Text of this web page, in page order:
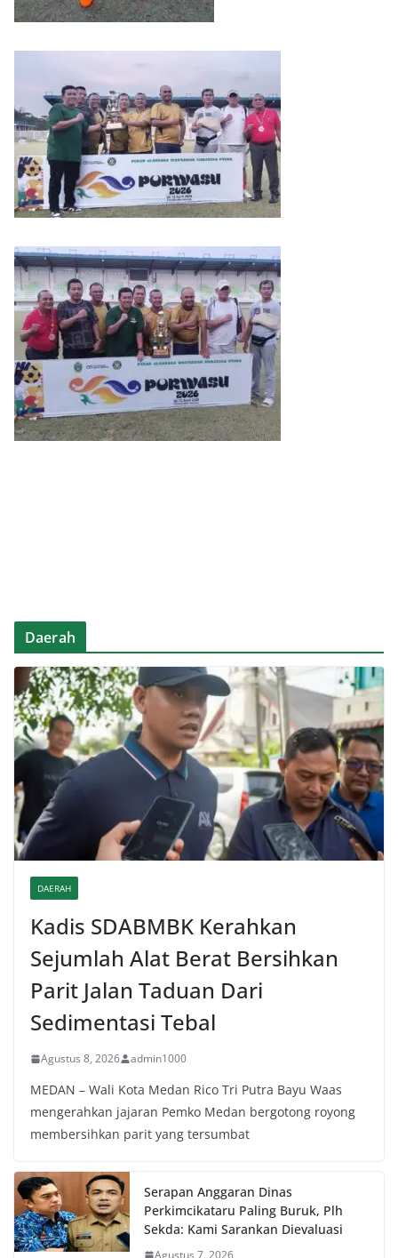
Daerah
DAERAH
Kadis SDABMBK Kerahkan
Sejumlah Alat Berat Bersihkan
Parit Jalan Taduan Dari
Sedimentasi Tebal
Agustus 8, 2026 admin1000
MEDAN – Wali Kota Medan Rico Tri Putra Bayu Waas
mengerahkan jajaran Pemko Medan bergotong royong
membersihkan parit yang tersumbat
Serapan Anggaran Dinas
Perkimcikataru Paling Buruk, Plh
Sekda: Kami Sarankan Dievaluasi